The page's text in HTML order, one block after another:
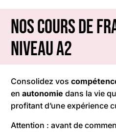
Nos cours de
niveau A2
Consolidez vos
enautonomie dans la vie
profitant d’une expérience
Attention : avant de